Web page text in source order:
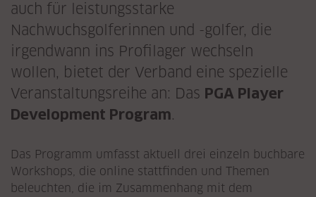
auch für leistungsstarke
Nachwuchsgolferinnen und -golfer, die
irgendwann ins Profilager wechseln
wollen, bietet der Verband eine spezielle
Veranstaltungsreihe an: Das PGA Player
Development Program.
Das Programm umfasst aktuell drei einzeln buchbare
Workshops, die online stattfinden und Themen
beleuchten, die im Zusammenhang mit dem